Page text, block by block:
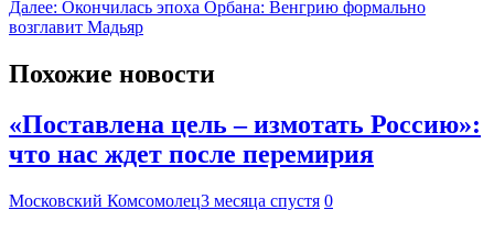
Далее: Окончилась эпоха Орбана: Венгрию формально
возглавит Мадьяр
Похожие новости
«Поставлена цель – измотать Россию»:
что нас ждет после перемирия
Московский Комсомолец3 месяца спустя 0